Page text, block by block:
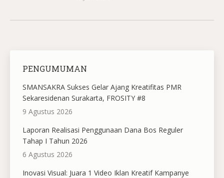
PENGUMUMAN
SMANSAKRA Sukses Gelar Ajang Kreatifitas PMR
Sekaresidenan Surakarta, FROSITY #8
9 Agustus 2026
Laporan Realisasi Penggunaan Dana Bos Reguler
Tahap I Tahun 2026
6 Agustus 2026
Inovasi Visual: Juara 1 Video Iklan Kreatif Kampanye